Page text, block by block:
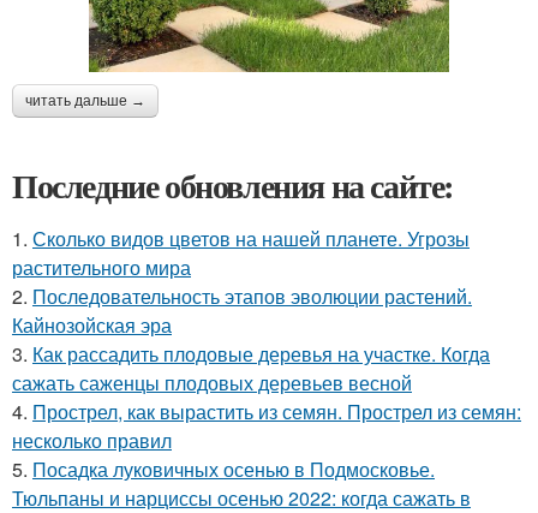
читать дальше →
Последние обновления на сайте:
1. Сколько видов цветов на нашей планете. Угрозы
растительного мира
2. Последовательность этапов эволюции растений.
Кайнозойская эра
3. Как рассадить плодовые деревья на участке. Когда
сажать саженцы плодовых деревьев весной
4. Прострел, как вырастить из семян. Прострел из семян:
несколько правил
5. Посадка луковичных осенью в Подмосковье.
Тюльпаны и нарциссы осенью 2022: когда сажать в